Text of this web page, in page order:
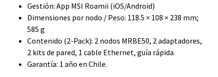
Gestión: App MSI Roamii (iOS/Android)
Dimensiones por nodo / Peso: 118.5 × 108 × 238 mm;
585 g
Contenido (2-Pack): 2 nodos MRBE50, 2 adaptadores,
2 kits de pared, 1 cable Ethernet, guía rápida
Garantía: 1 año en Chile.